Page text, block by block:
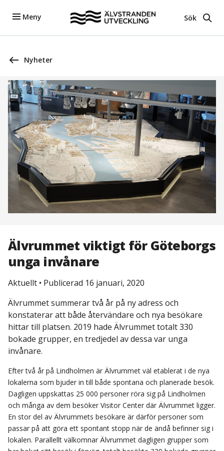
Meny Sök
Nyheter
Älvrummet viktigt för Göteborgs
unga invånare
Aktuellt • Publicerad 16 januari, 2020
Älvrummet summerar två år på ny adress och
konstaterar att både återvändare och nya besökare
hittar till platsen. 2019 hade Älvrummet totalt 330
bokade grupper, en tredjedel av dessa var unga
invånare.
Efter två år på Lindholmen är Älvrummet väl etablerat i de nya
lokalerna som bjuder in till både spontana och planerade besök.
Dagligen uppskattas 25 000 personer röra sig på Lindholmen
och många av dem besöker Visitor Center där Älvrummet ligger.
En stor del av Älvrummets besökare är därför personer som
passar på att göra ett spontant stopp när de ändå befinner sig i
lokalen. Parallellt välkomnar Älvrummet dagligen grupper som